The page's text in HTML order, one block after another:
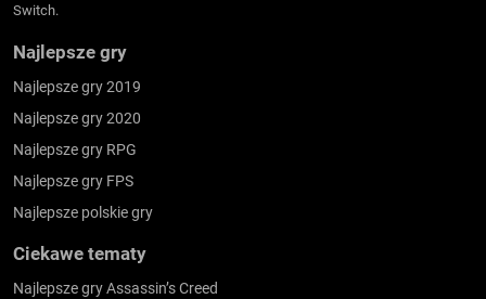
Switch.
Najlepsze gry
Najlepsze gry 2019
Najlepsze gry 2020
Najlepsze gry RPG
Najlepsze gry FPS
Najlepsze polskie gry
Ciekawe tematy
Najlepsze gry Assassin’s Creed